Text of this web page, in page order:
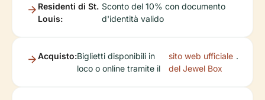
Residenti di St.
Louis:
Sconto del 10% con documento
d'identità valido
Acquisto:Biglietti disponibili in
loco o online tramite il
sito web ufficiale
del Jewel Box
.